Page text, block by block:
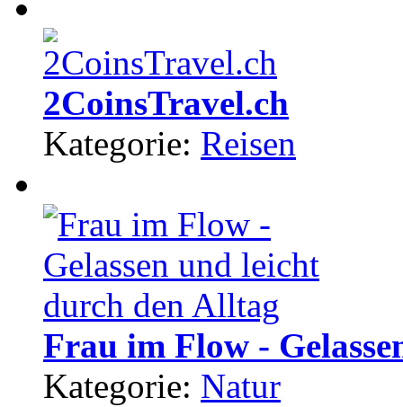
2CoinsTravel.ch
Kategorie: Reisen
Frau im Flow -
Kategorie: Natur